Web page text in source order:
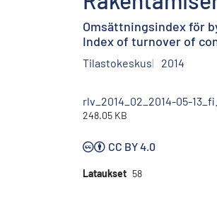
Omsättningsindex för
Index of turnover of
Tilastokeskus 2014
rlv_2014_02_2014-05-
248.05 KB
CC BY 4.0
Lataukset 58